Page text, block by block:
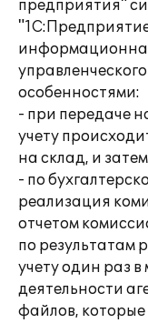
предприятия"
особенностями:
- при передаче
учету
на склад, и
- по
реализация
отчетом
по результатам
учету один раз
деятельности
файлов,